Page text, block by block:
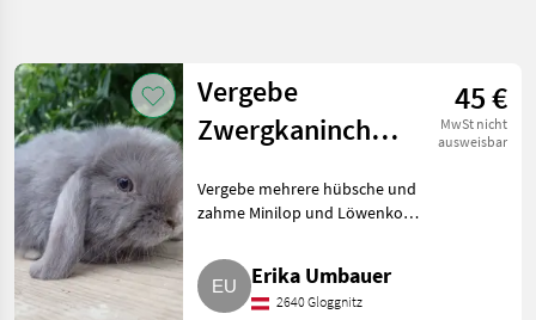
Vergebe
Zwergkaninchen-
Löwenkopf und
45 €
MwSt nicht
ausweisbar
Vergebe mehrere hübsche und
zahme Minilop und Löwenkopf
gemeinsam ab. Haltung
mindestens gem.
Tierschutzgesetz oder größer,
Erika Umbauer
2640 Gloggnitz